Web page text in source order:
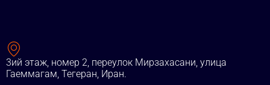
3ий этаж, номер 2, переулок Мирзахасани, улица
Гаеммагам, Тегеран, Иран.